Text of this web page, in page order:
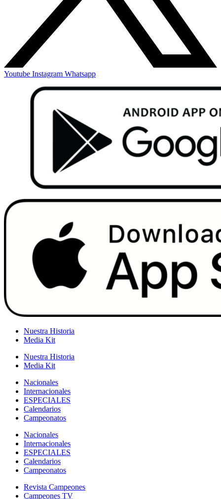
Youtube Instagram Whatsapp
Nuestra Historia
Media Kit
Nuestra Historia
Media Kit
Nacionales
Internacionales
ESPECIALES
Calendarios
Campeonatos
Nacionales
Internacionales
ESPECIALES
Calendarios
Campeonatos
Revista Campeones
Campeones TV